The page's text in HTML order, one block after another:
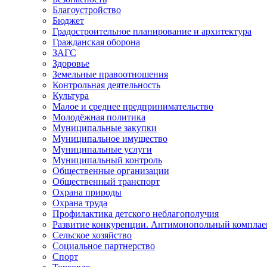
Благоустройство
Бюджет
Градостроительное планирование и архитектура
Гражданская оборона
ЗАГС
Здоровье
Земельные правоотношения
Контрольная деятельность
Культура
Малое и среднее предпринимательство
Молодёжная политика
Муниципальные закупки
Муниципальное имущество
Муниципальные услуги
Муниципальный контроль
Общественные организации
Общественный транспорт
Охрана природы
Охрана труда
Профилактика детского неблагополучия
Развитие конкуренции. Антимонопольный
Сельское хозяйство
Социальное партнерство
Спорт